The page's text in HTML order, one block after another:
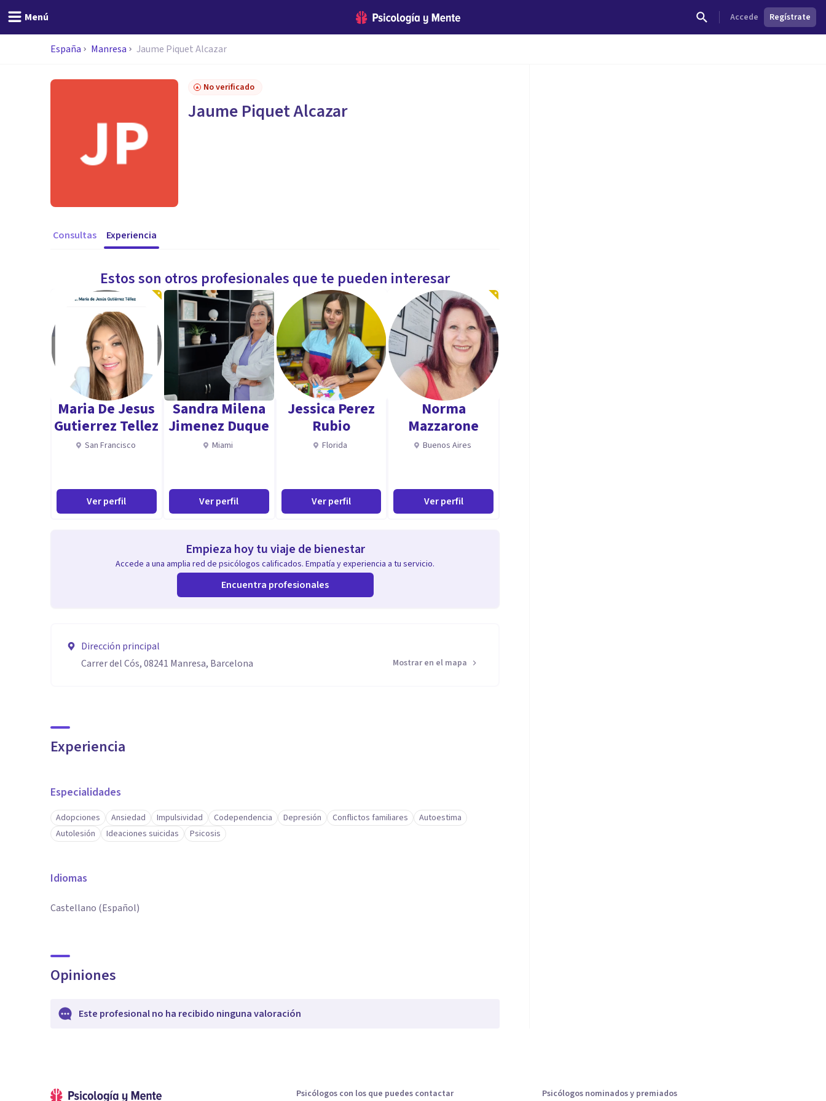
Menú Accede Regístrate
España Manresa Jaume Piquet Alcazar
No verificado
Jaume Piquet Alcazar
Consultas Experiencia
Estos son otros profesionales que te pueden interesar
Maria De Jesus
Gutierrez Tellez
San Francisco
Ver perfil
Sandra Milena
Jimenez Duque
Miami
Ver perfil
Jessica Perez
Rubio
Florida
Ver perfil
Norma
Mazzarone
Buenos Aires
Ver perfil
Empieza hoy tu viaje de bienestar
Accede a una amplia red de psicólogos calificados. Empatía y experiencia a tu servicio.
Encuentra profesionales
Dirección principal
Carrer del Cós, 08241 Manresa, Barcelona
Mostrar en el mapa
Experiencia
Especialidades
Adopciones Ansiedad Impulsividad Codependencia Depresión Conflictos familiares
Autoestima
Autolesión
Ideaciones suicidas Psicosis
Idiomas
Castellano (Español)
Opiniones
Este profesional no ha recibido ninguna valoración
Psicólogos con los que puedes contactar Psicólogos nominados y premiados